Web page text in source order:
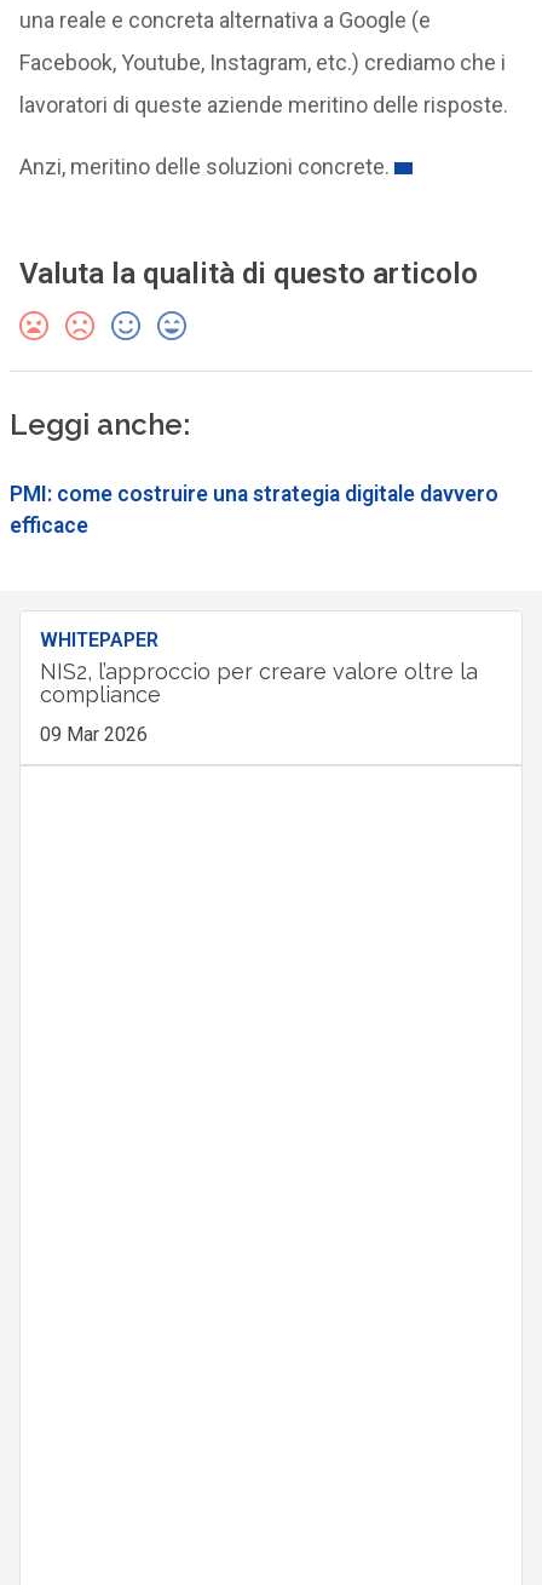
una reale e concreta alternativa a Google (e
Facebook, Youtube, Instagram, etc.) crediamo che i
lavoratori di queste aziende meritino delle risposte.
Anzi, meritino delle soluzioni concrete.
Valuta la qualità di questo articolo
Leggi anche:
PMI: come costruire una strategia digitale davvero
efficace
WHITEPAPER
NIS2, l’approccio per creare valore oltre la
compliance
09 Mar 2026